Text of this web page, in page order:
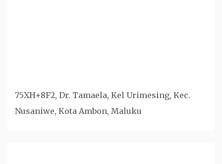
75XH+8F2, Dr. Tamaela, Kel Urimesing, Kec.
Nusaniwe, Kota Ambon, Maluku